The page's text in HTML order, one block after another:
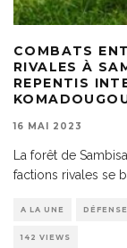
COMBATS
RIVALES À
REPENTIS
16 MAI 2023
La forêt de
factions rivales se
A LA UNE
142 VIEWS